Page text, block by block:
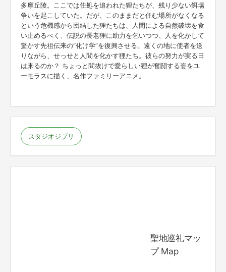
多摩丘陵。ここでは住処を追われた狸たちが、残り少ない餌場
争いを起こしていた。だが、このままだと住む場所がなくなる
という危機感から団結した狸たちは、人間による自然破壊を食
い止めるべく、伝説の長老狸に助力を乞いつつ、人を化かして
驚かす先祖伝来の“化け学”を復興させる。遠くの地に使者を送
りながら、せっせと人間を化かす狸たち。彼らの努力が実る日
は来るのか？ ちょっと間抜けで愛らしい狸が奮闘する姿をユ
ーモラスに描く、名作ファミリーアニメ。
スタジオジブリ
聖地巡礼マッ
プ Map